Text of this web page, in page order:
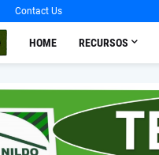
Contact Us
HOME RECURSOS